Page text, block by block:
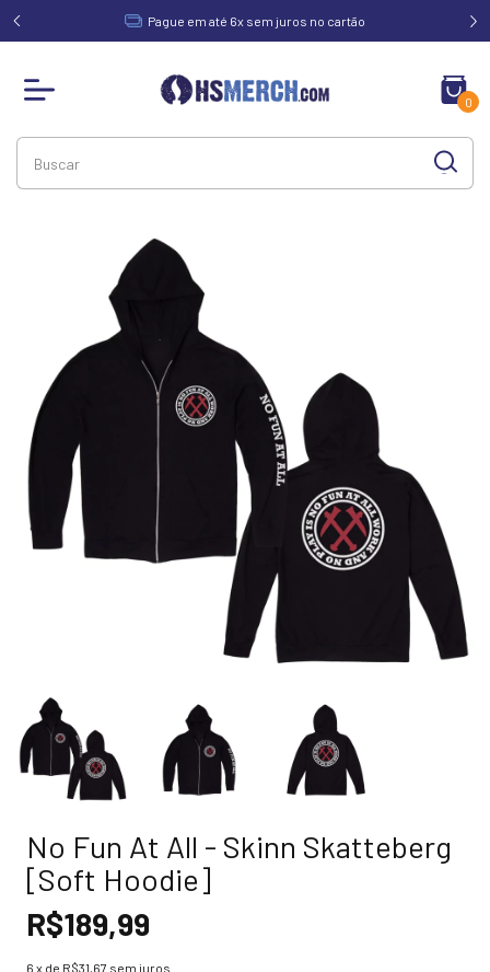
de Pague em até 6x sem juros no cartão
0
No Fun At All - Skinn Skatteberg
[Soft Hoodie]
R$189,99
6 x de R$31,67 sem juros